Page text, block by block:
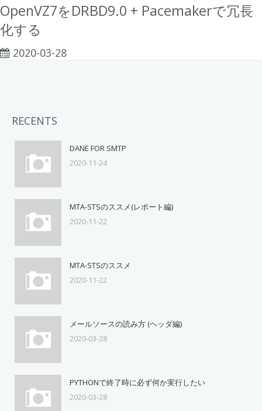
OpenVZ7をDRBD9.0 + Pacemakerで冗長
化する
2020-03-28
RECENTS
DANE FOR SMTP
2020-11-24
MTA-STSのススメ(レポート編)
2020-11-22
MTA-STSのススメ
2020-11-22
メールソースの読み方 (ヘッダ編)
2020-03-28
PYTHONで終了時に必ず何か実行したい
2020-03-28